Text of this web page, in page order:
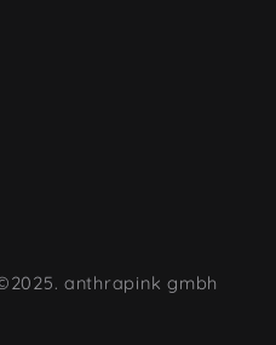
anthrapink gmbh